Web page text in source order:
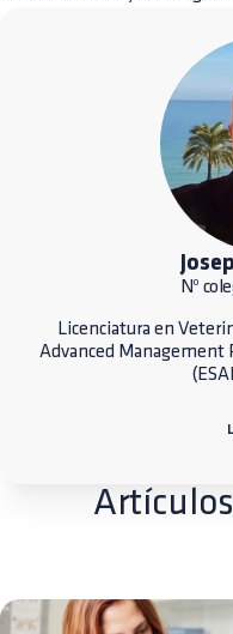
Nº
Licenciatura en
Advanced